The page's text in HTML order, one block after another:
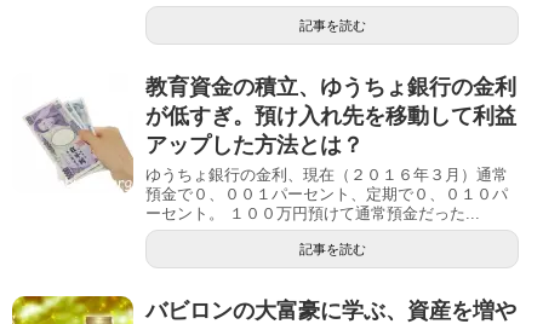
記事を読む
教育資金の積立、ゆうちょ銀行の金利
が低すぎ。預け入れ先を移動して利益
アップした方法とは？
ゆうちょ銀行の金利、現在（２０１６年３月）通常
預金で０、００１パーセント、定期で０、０１０パ
ーセント。 １００万円預けて通常預金だった...
記事を読む
バビロンの大富豪に学ぶ、資産を増や